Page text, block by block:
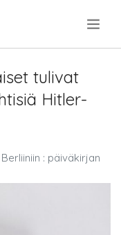
tulivat
Hitler-
: päiväkirjan